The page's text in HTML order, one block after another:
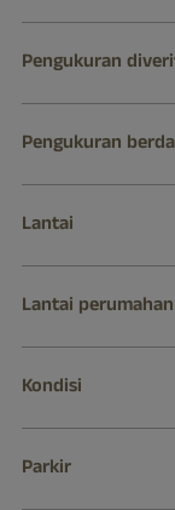
Pengukuran
Pengukuran
Lantai
Lantai perumahan
Kondisi
Parkir